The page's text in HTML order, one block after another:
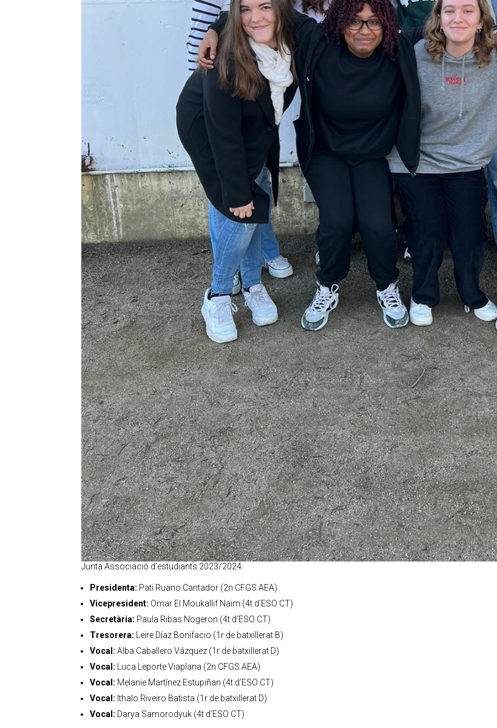
Junta Associació d’estudiants 2023/2024:
Presidenta: Pati Ruano Cantador (2n CFGS AEA)
Vicepresident: Omar El Moukallif Naim (4t d’ESO CT)
Secretària: Paula Ribas Nogeron (4t d’ESO CT)
Tresorera:
Leire Díaz Bonifacio (1r de batxillerat B)
Vocal: Alba Caballero Vázquez (1r de batxillerat D)
Vocal: Luca Leporte Viaplana (2n CFGS AEA)
Vocal: Melanie Martínez Estupiñan (4t d’ESO CT)
Vocal: Ithalo Riveiro Batista (1r de batxillerat D)
Vocal: Darya Samorodyuk (4t d’ESO CT)